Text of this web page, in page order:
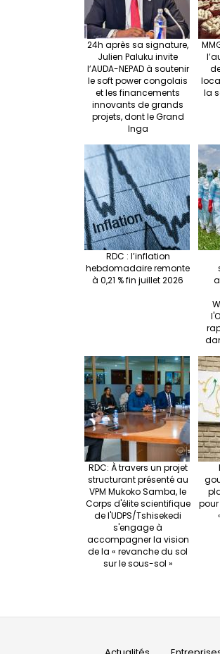
24h après sa signature,
Julien Paluku invite
l’AUDA-NEPAD à soutenir
le soft power congolais
et les financements
innovants de grands
projets, dont le Grand
Inga
la
RDC : l’inflation
hebdomadaire remonte
à 0,21 % fin juillet 2026
RDC: À travers un projet
structurant présenté au
VPM Mukoko Samba, le
Corps d'élite scientifique
de l'UDPS/Tshisekedi
s'engage à
accompagner la vision
de la « revanche du sol
sur le sous-sol »